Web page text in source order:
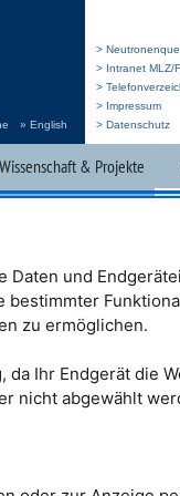
» English
>
> Intranet MLZ/
>
> Impressum
> Datenschutz
Öffentlichkeitsarbeit
Wissenschaft & Projekte
Filme
Die
Daten und
bestimmter
zu ermöglichen.
Ihr Endgerät die
nicht abgewählt